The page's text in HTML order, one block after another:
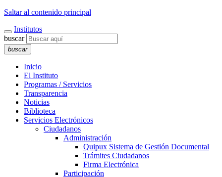
Saltar al contenido principal
Institutos
buscar
buscar
Inicio
El Instituto
Programas / Servicios
Transparencia
Noticias
Biblioteca
Servicios Electrónicos
Ciudadanos
Administración
Quipux Sistema de Gestión Documental
Trámites Ciudadanos
Firma Electrónica
Participación